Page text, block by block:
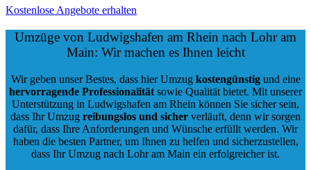
Kostenlose Angebote erhalten
Umzüge von Ludwigshafen am Rhein nach Lohr am
Main: Wir machen es Ihnen leicht
Wir geben unser Bestes, dass hier Umzug kostengünstigund eine
hervorragende Professionalität sowie Qualität bietet. Mit unserer
Unterstützung in Ludwigshafen am Rhein können Sie sicher sein,
dass Ihr Umzug reibungslos und sicher verläuft, denn wir sorgen
dafür, dass Ihre Anforderungen und Wünsche erfüllt werden. Wir
haben die besten Partner, um Ihnen zu helfen und sicherzustellen,
dass Ihr Umzug nach Lohr am Main ein erfolgreicher ist.